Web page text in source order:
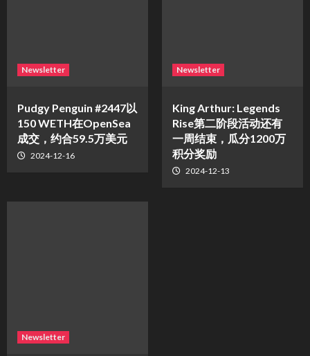
Newsletter
Pudgy Penguin #2447以
150 WETH在OpenSea
成交，约合59.5万美元
2024-12-16
Newsletter
King Arthur: Legends
Rise第二阶段活动还有
一周结束，瓜分1200万
积分奖励
2024-12-13
Newsletter